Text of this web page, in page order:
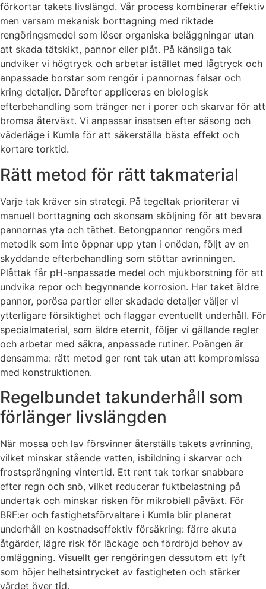
förkortar takets livslängd. Vår process kombinerar effektiv
men varsam mekanisk borttagning med riktade
rengöringsmedel som löser organiska beläggningar utan
att skada tätskikt, pannor eller plåt. På känsliga tak
undviker vi högtryck och arbetar istället med lågtryck och
anpassade borstar som rengör i pannornas falsar och
kring detaljer. Därefter appliceras en biologisk
efterbehandling som tränger ner i porer och skarvar för att
bromsa återväxt. Vi anpassar insatsen efter säsong och
väderläge i Kumla för att säkerställa bästa effekt och
kortare torktid.
Rätt metod för rätt takmaterial
Varje tak kräver sin strategi. På tegeltak prioriterar vi
manuell borttagning och skonsam sköljning för att bevara
pannornas yta och täthet. Betongpannor rengörs med
metodik som inte öppnar upp ytan i onödan, följt av en
skyddande efterbehandling som stöttar avrinningen.
Plåttak får pH-anpassade medel och mjukborstning för att
undvika repor och begynnande korrosion. Har taket äldre
pannor, porösa partier eller skadade detaljer väljer vi
ytterligare försiktighet och flaggar eventuellt underhåll. För
specialmaterial, som äldre eternit, följer vi gällande regler
och arbetar med säkra, anpassade rutiner. Poängen är
densamma: rätt metod ger rent tak utan att kompromissa
med konstruktionen.
Regelbundet takunderhåll som
förlänger livslängden
När mossa och lav försvinner återställs takets avrinning,
vilket minskar stående vatten, isbildning i skarvar och
frostsprängning vintertid. Ett rent tak torkar snabbare
efter regn och snö, vilket reducerar fuktbelastning på
undertak och minskar risken för mikrobiell påväxt. För
BRF:er och fastighetsförvaltare i Kumla blir planerat
underhåll en kostnadseffektiv försäkring: färre akuta
åtgärder, lägre risk för läckage och fördröjd behov av
omläggning. Visuellt ger rengöringen dessutom ett lyft
som höjer helhetsintrycket av fastigheten och stärker
värdet över tid.